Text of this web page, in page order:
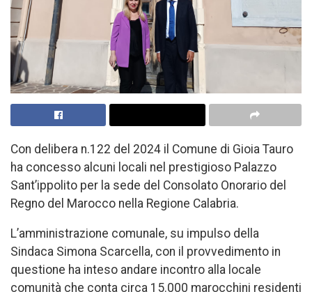
Con delibera n.122 del 2024 il Comune di Gioia Tauro
ha concesso alcuni locali nel prestigioso Palazzo
Sant’ippolito per la sede del Consolato Onorario del
Regno del Marocco nella Regione Calabria.
L’amministrazione comunale, su impulso della
Sindaca Simona Scarcella, con il provvedimento in
questione ha inteso andare incontro alla locale
comunità che conta circa 15.000 marocchini residenti